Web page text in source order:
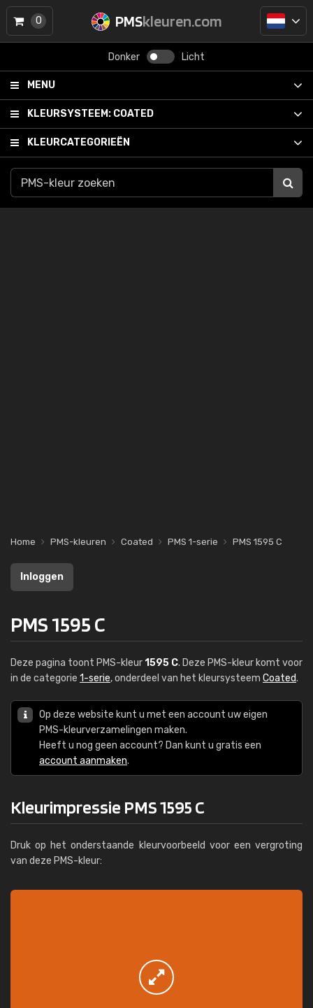
PMSkleuren.com
Donker Licht
MENU
KLEURSYSTEEM: COATED
KLEURCATEGORIEËN
0
Home PMS-kleuren Coated PMS 1-serie PMS 1595 C
Inloggen
PMS 1595 C
Deze pagina toont PMS-kleur1595 C. Deze PMS-kleur komt voor
in de categorie 1-serie, onderdeel van het kleursysteem Coated.
Op deze website kunt u met een account uw eigen
PMS-kleurverzamelingen maken.
Heeft u nog geen account? Dan kunt u gratis een
account aanmaken.
Kleurimpressie PMS 1595 C
Druk op het onderstaande kleurvoorbeeld voor een vergroting
van deze PMS-kleur: